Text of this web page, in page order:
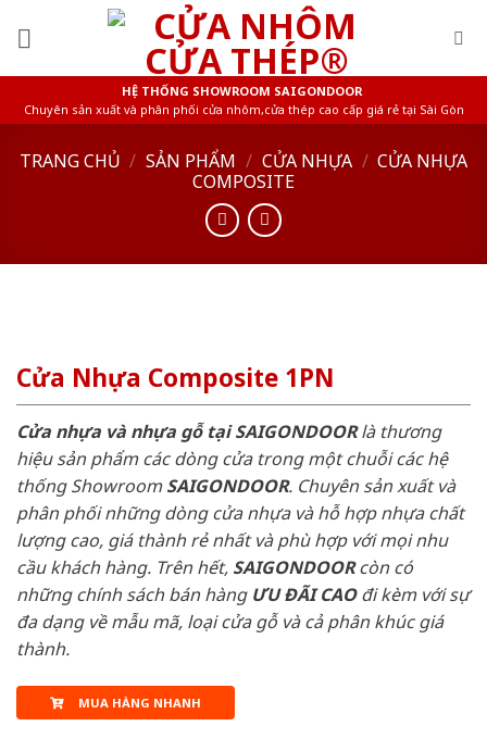
HỆ THỐNG SHOWROOM SAIGONDOOR
Chuyên sản xuất và phân phối cửa nhôm,cửa thép cao cấp giá rẻ tại Sài Gòn
TRANG CHỦ / SẢN PHẨM / CỬA NHỰA / CỬA NHỰA
COMPOSITE
Cửa Nhựa Composite 1PN
Cửa nhựa và nhựa gỗ tại SAIGONDOORlà thương
hiệu sản phẩm các dòng cửa trong một chuỗi các hệ
thống ShowroomSAIGONDOOR. Chuyên sản xuất và
phân phối những dòng cửa nhựa và hỗ hợp nhựa chất
lượng cao, giá thành rẻ nhất và phù hợp với mọi nhu
cầu khách hàng. Trên hết, SAIGONDOORcòn có
những chính sách bán hàng ƯU ĐÃI CAOđi kèm với sự
đa dạng về mẫu mã, loại cửa gỗ và cả phân khúc giá
thành.
MUA HÀNG NHANH